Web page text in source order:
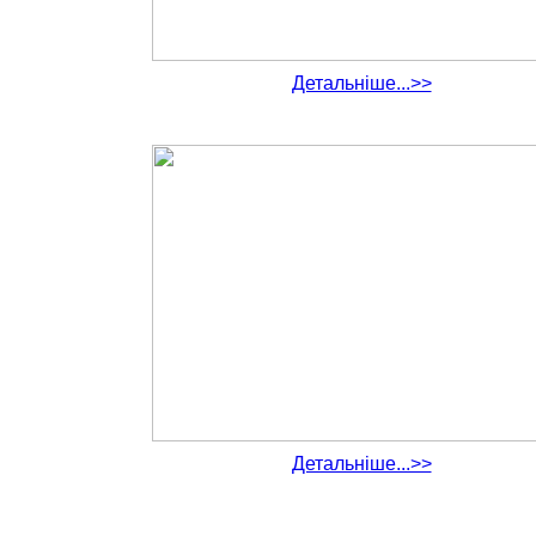
Детальніше...>>
Детальніше...>>